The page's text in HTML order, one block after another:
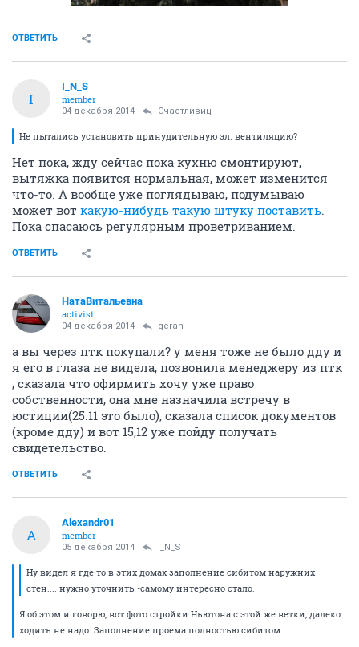
ОТВЕТИТЬ
I
I_N_S
member
04 декабря 2014 Счастливиц
Не пытались установить принудительную эл. вентиляцию?
Нет пока, жду сейчас пока кухню смонтируют,
вытяжка появится нормальная, может изменится
что-то. А вообще уже поглядываю, подумываю
может вот какую-нибудь такую штуку поставить.
Пока спасаюсь регулярным проветриванием.
ОТВЕТИТЬ
НатаВитальевна
activist
04 декабря 2014 geran
а вы через птк покупали? у меня тоже не было дду и
я его в глаза не видела, позвонила менеджеру из птк
, сказала что офирмить хочу уже право
собственности, она мне назначила встречу в
юстиции(25.11 это было), сказала список документов
(кроме дду) и вот 15,12 уже пойду получать
свидетельство.
ОТВЕТИТЬ
A
Alexandr01
member
05 декабря 2014 I_N_S
Ну видел я где то в этих домах заполнение сибитом наружних
стен.... нужно уточнить -самому интересно стало.
Я об этом и говорю, вот фото стройки Ньютона с этой же ветки, далеко
ходить не надо. Заполнение проема полностью сибитом.